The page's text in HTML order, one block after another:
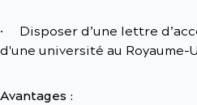
· Disposer d’une lettre
d'une université au Royaume-
Avantages :